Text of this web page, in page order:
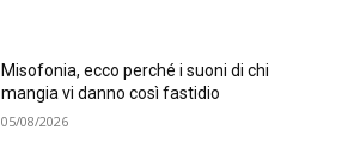
Misofonia, ecco perché i suoni di chi
mangia vi danno così fastidio
05/08/2026